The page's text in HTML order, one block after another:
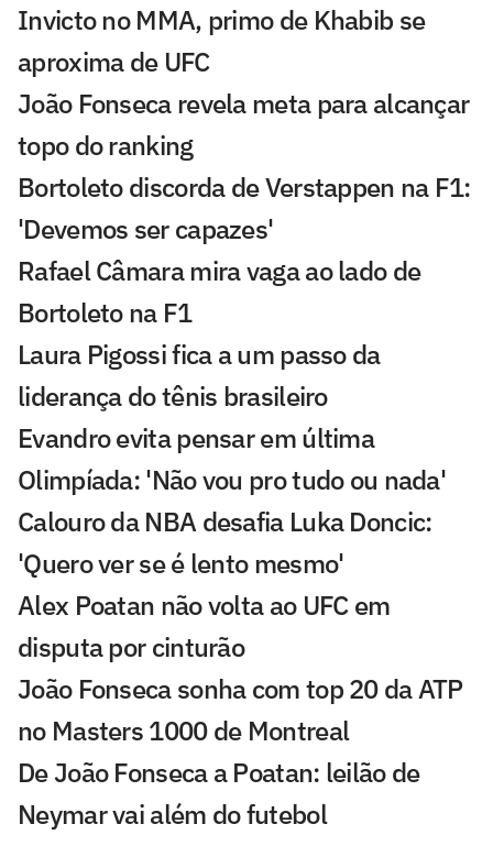
Invicto no MMA, primo de Khabib se
aproxima de UFC
João Fonseca revela meta para alcançar
topo do ranking
Bortoleto discorda de Verstappen na F1:
'Devemos ser capazes'
Rafael Câmara mira vaga ao lado de
Bortoleto na F1
Laura Pigossi fica a um passo da
liderança do tênis brasileiro
Evandro evita pensar em última
Olimpíada: 'Não vou pro tudo ou nada'
Calouro da NBA desafia Luka Doncic:
'Quero ver se é lento mesmo'
Alex Poatan não volta ao UFC em
disputa por cinturão
João Fonseca sonha com top 20 da ATP
no Masters 1000 de Montreal
De João Fonseca a Poatan: leilão de
Neymar vai além do futebol